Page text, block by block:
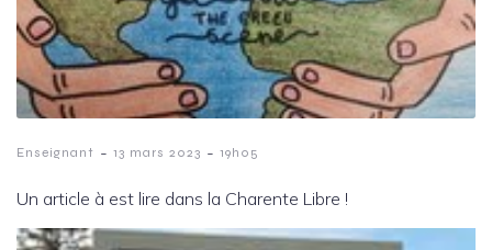
Enseignant - 13 mars 2023 - 19h05
Un article à est lire dans la Charente Libre !